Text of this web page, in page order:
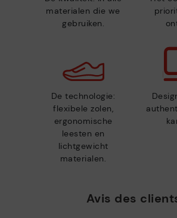
materialen die we
gebruiken.
De technologie:
flexibele zolen,
ergonomische
leesten en
lichtgewicht
materialen.
Avis des